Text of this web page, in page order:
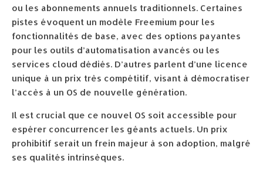
ou les abonnements annuels traditionnels. Certaines
pistes évoquent un modèle Freemium pour les
fonctionnalités de base, avec des options payantes
pour les outils d’automatisation avancés ou les
services cloud dédiés. D’autres parlent d’une licence
unique à un prix très compétitif, visant à démocratiser
l’accès à un OS de nouvelle génération.
Il est crucial que ce nouvel OS soit accessible pour
espérer concurrencer les géants actuels. Un prix
prohibitif serait un frein majeur à son adoption, malgré
ses qualités intrinsèques.